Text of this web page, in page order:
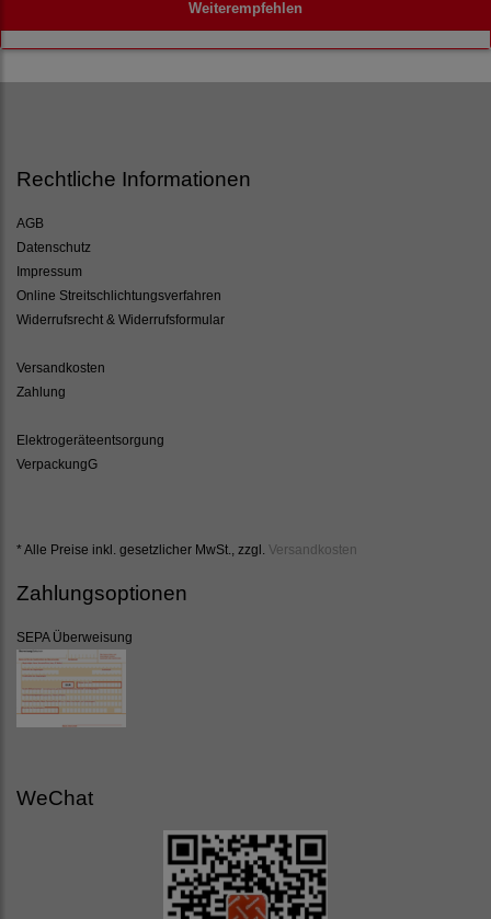
Weiterempfehlen
Rechtliche Informationen
AGB
Datenschutz
Impressum
Online Streitschlichtungsverfahren
Widerrufsrecht & Widerrufsformular
Versandkosten
Zahlung
Elektrogeräteentsorgung
VerpackungG
* Alle Preise inkl. gesetzlicher MwSt., zzgl. Versandkosten
Zahlungsoptionen
SEPA Überweisung
WeChat